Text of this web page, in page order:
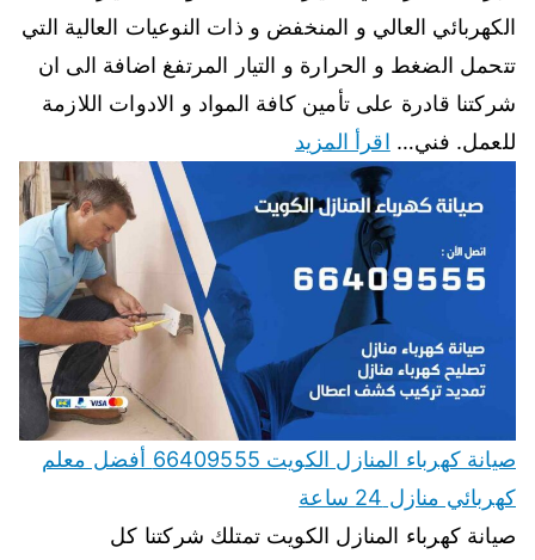
الكهربائي العالي و المنخفض و ذات النوعيات العالية التي
تتحمل الضغط و الحرارة و التيار المرتفغ اضافة الى ان
شركتنا قادرة على تأمين كافة المواد و الادوات اللازمة
للعمل. فني… اقرأ المزيد
صيانة كهرباء المنازل الكويت 66409555 أفضل معلم
كهربائي منازل 24 ساعة
صيانة كهرباء المنازل الكويت تمتلك شركتنا كل